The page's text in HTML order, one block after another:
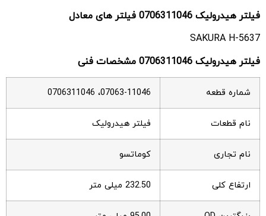
فیلتر هیدرولیک 0706311046 فیلتر های معادل
SAKURA H-5637
فیلتر هیدرولیک 0706311046 مشخصات فنی
شماره قطعه 07063-11046، 0706311046
نام قطعات فیلتر هیدرولیک
نام تجاری کوماتسو
ارتفاع کلی 232.50 میلی متر